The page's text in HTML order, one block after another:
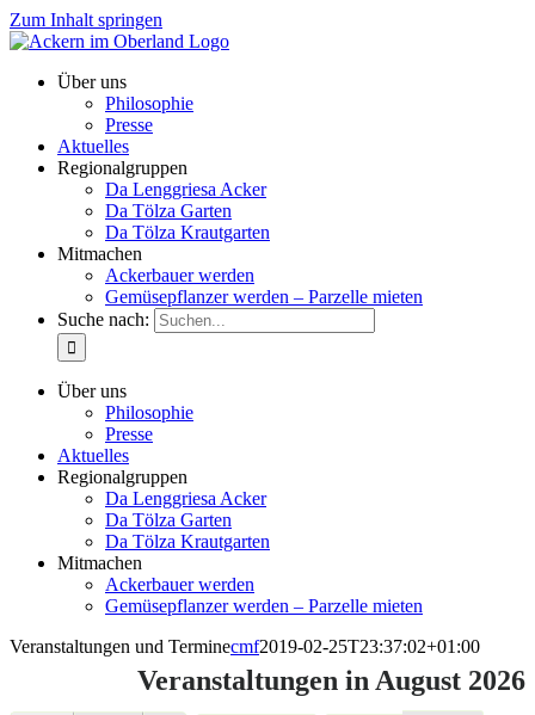
Zum Inhalt springen
Über uns
Philosophie
Presse
Aktuelles
Regionalgruppen
Da Lenggriesa Acker
Da Tölza Garten
Da Tölza Krautgarten
Mitmachen
Ackerbauer werden
Gemüsepflanzer werden – Parzelle mieten
Suche nach:
Über uns
Philosophie
Presse
Aktuelles
Regionalgruppen
Da Lenggriesa Acker
Da Tölza Garten
Da Tölza Krautgarten
Mitmachen
Ackerbauer werden
Gemüsepflanzer werden – Parzelle mieten
Veranstaltungen und Terminecmf2019-02-25T23:37:02+01:00
Veranstaltungen in August 2026